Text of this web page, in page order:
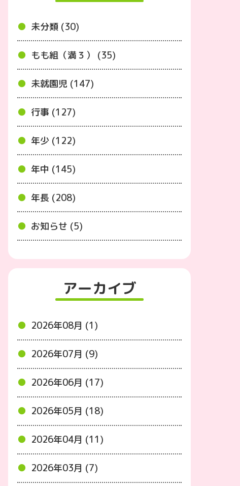
未分類 (30)
もも組（満３） (35)
未就園児 (147)
行事 (127)
年少 (122)
年中 (145)
年長 (208)
お知らせ (5)
アーカイブ
2026年08月 (1)
2026年07月 (9)
2026年06月 (17)
2026年05月 (18)
2026年04月 (11)
2026年03月 (7)